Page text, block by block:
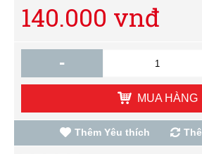
140.000 vnđ
-
MUA HÀNG
Thêm Yêu thích